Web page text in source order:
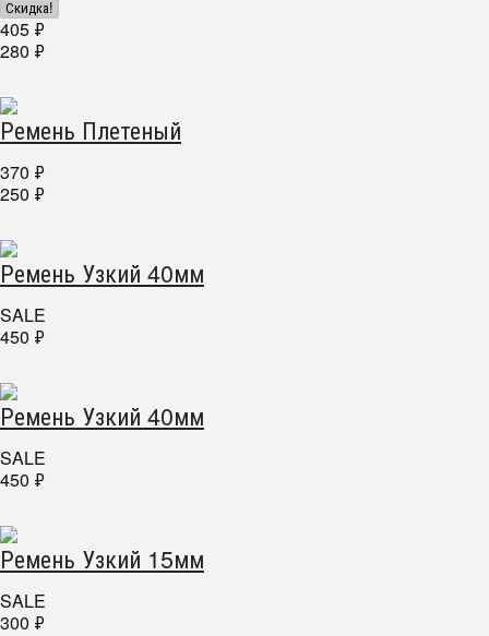
Скидка!
405 ₽
280 ₽
Ремень Плетеный
370 ₽
250 ₽
Ремень Узкий 40мм
SALE
450 ₽
Ремень Узкий 40мм
SALE
450 ₽
Ремень Узкий 15мм
SALE
300 ₽